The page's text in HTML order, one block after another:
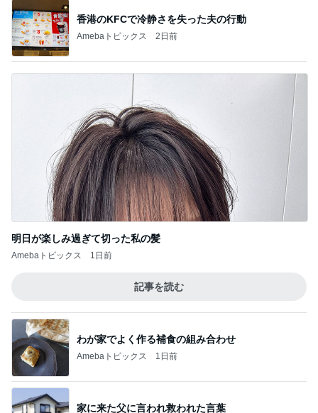
香港のKFCで冷静さを失った夫の行動
Amebaトピックス 2日前
明日が楽しみ過ぎて切った私の髪
Amebaトピックス 1日前
記事を読む
わが家でよく作る補食の組み合わせ
Amebaトピックス 1日前
家に来た父に言われ救われた言葉